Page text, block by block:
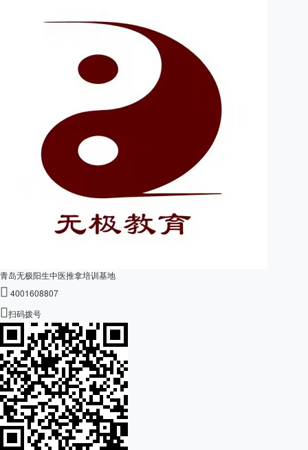
青岛无极阳生中医推拿培训基地
 4001608807
扫码拨号